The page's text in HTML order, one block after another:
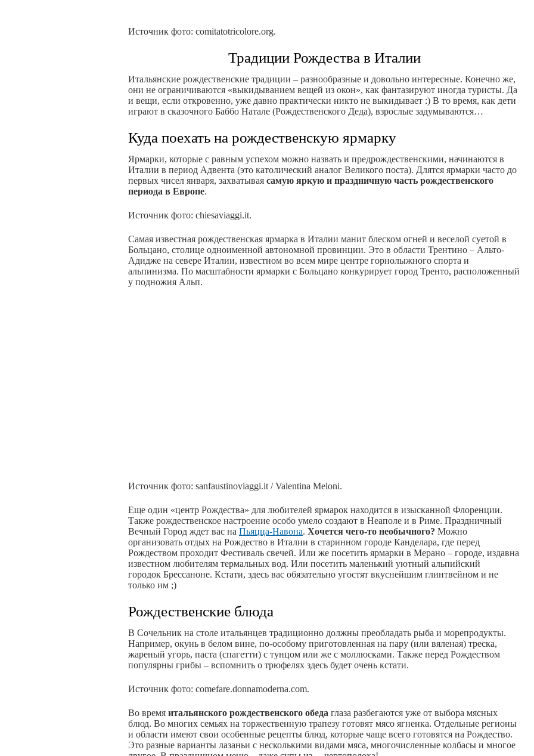
Источник фото: comitatotricolore.org.
Традиции Рождества в Италии
Итальянские рождественские традиции – разнообразные и довольно интересные. Конечно же,
они не ограничиваются «выкидыванием вещей из окон», как фантазируют иногда туристы. Да
и вещи, если откровенно, уже давно практически никто не выкидывает :) В то время, как дети
играют в сказочного Баббо Натале (Рождественского Деда), взрослые задумываются…
Куда поехать на рождественскую ярмарку
Ярмарки, которые с равным успехом можно назвать и предрождественскими, начинаются в
Италии в период Адвента (это католический аналог Великого поста). Длятся ярмарки часто до
первых чисел января, захватывая самую яркую и праздничную часть рождественского
периода в Европе.
Источник фото: chiesaviaggi.it.
Самая известная рождественская ярмарка в Италии манит блеском огней и веселой суетой в
Больцано, столице одноименной автономной провинции. Это в области Трентино – Альто-
Адидже на севере Италии, известном во всем мире центре горнолыжного спорта и
альпинизма. По масштабности ярмарки с Больцано конкурирует город Тренто, расположенный
у подножия Альп.
Источник фото: sanfaustinoviaggi.it / Valentina Meloni.
Еще один «центр Рождества» для любителей ярмарок находится в изысканной Флоренции.
Также рождественское настроение особо умело создают в Неаполе и в Риме. Праздничный
Вечный Город ждет вас на Пьяцца-Навона. Хочется чего-то необычного? Можно
организовать отдых на Рождество в Италии в старинном городе Канделара, где перед
Рождеством проходит Фестиваль свечей. Или же посетить ярмарки в Мерано – городе, издавна
известном любителям термальных вод. Или посетить маленький уютный альпийский
городок Брессаноне. Кстати, здесь вас обязательно угостят вкуснейшим глинтвейном и не
только им ;)
Рождественские блюда
В Сочельник на столе итальянцев традиционно должны преобладать рыба и морепродукты.
Например, окунь в белом вине, по-особому приготовленная на пару (или вяленая) треска,
жареный угорь, паста (спагетти) с тунцом или же с моллюсками. Также перед Рождеством
популярны грибы – вспомнить о трюфелях здесь будет очень кстати.
Источник фото: comefare.donnamoderna.com.
Во время итальянского рождественского обеда глаза разбегаются уже от выбора мясных
блюд. Во многих семьях на торжественную трапезу готовят мясо ягненка. Отдельные регионы
и области имеют свои особенные рецепты блюд, которые чаще всего готовятся на Рождество.
Это разные варианты лазаньи с несколькими видами мяса, многочисленные колбасы и многое